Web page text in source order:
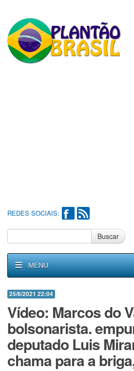
REDES SOCIAIS:
Buscar
MENU
25/6/2021 22:04
Vídeo: Marcos do
bolsonarista.
deputado Luis
chama para a